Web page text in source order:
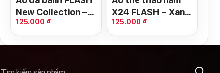
New Collection –
Đỏ tươi
125.000 ₫
X24 FLASH – Xanh
Ya Năng Động
125.000 ₫